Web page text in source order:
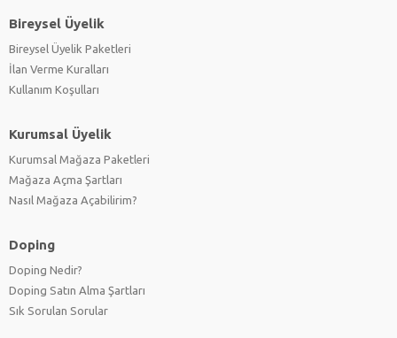
Bireysel Üyelik
Bireysel Üyelik Paketleri
İlan Verme Kuralları
Kullanım Koşulları
Kurumsal Üyelik
Kurumsal Mağaza Paketleri
Mağaza Açma Şartları
Nasıl Mağaza Açabilirim?
Doping
Doping Nedir?
Doping Satın Alma Şartları
Sık Sorulan Sorular